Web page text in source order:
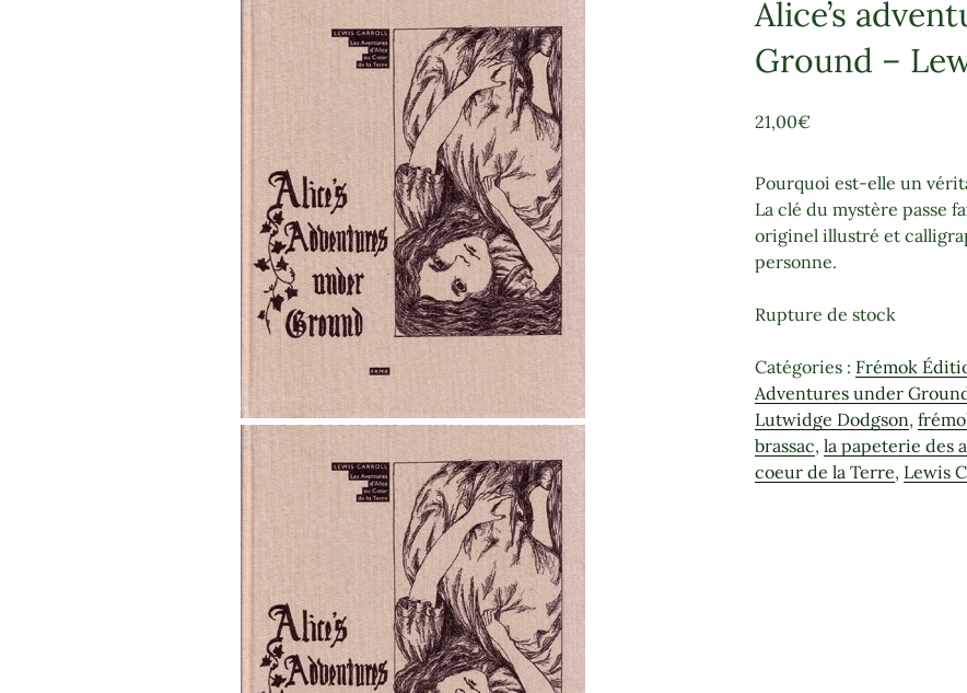
Alice’s
Ground –
21,00€
Pourquoi est-elle un
La clé du mystère passe
originel illustré et
personne.
Rupture de stock
Catégories : Frémok
Adventures under
Lutwidge Dodgson,
brassac,la papeterie des
coeur de la Terre, Lewis